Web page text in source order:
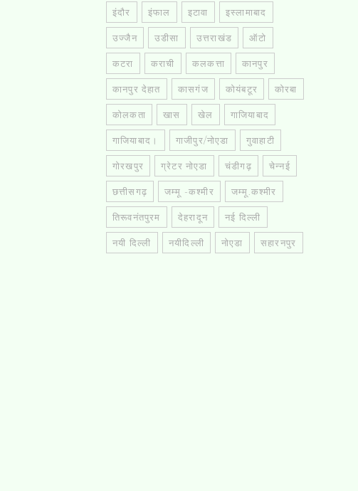
इंदौर इंफाल इटावा इस्लामाबाद
उज्जैन उडीसा उत्तराखंड ऑटो
कटरा कराची कलकत्ता कानपुर
कानपुर देहात कासगंज कोयंबटूर कोरबा
कोलकता खास खेल गाजियाबाद
गाजियाबाद। गाजीपुर/नोएडा गुवाहाटी
गोरखपुर ग्रेटर नोएडा चंडीगढ़ चेन्नई
छत्तीसगढ़ जम्मू -कश्मीर जम्मू.कश्मीर
तिरूवनंतपुरम देहरादून नई दिल्ली
नयी दिल्ली नयीदिल्ली नोएडा सहारनपुर